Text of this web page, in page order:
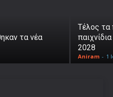
τα νέα
Τέλος τα
2028
Aniram - 1